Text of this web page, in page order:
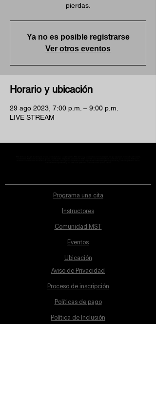
pierdas.
Ya no es posible registrarse
Ver otros eventos
Horario y ubicación
29 ago 2023, 7:00 p.m. – 9:00 p.m.
LIVE STREAM
Programa una cita
Instructores
Comunidad MST
Eventos
Ubicación
Aviso de Privacidad
Proceso de inscripción
Políticas de pago
Política de Inclusión